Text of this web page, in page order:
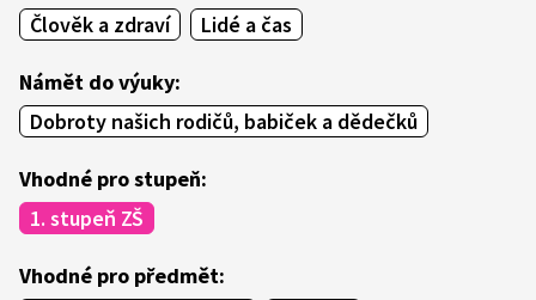
Člověk a zdraví
Lidé a čas
Námět do výuky:
Dobroty našich rodičů, babiček a dědečků
Vhodné pro stupeň:
1. stupeň ZŠ
Vhodné pro předmět: